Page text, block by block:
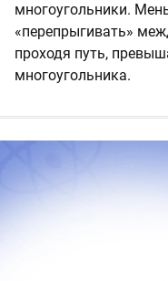
многоугольники.
«перепрыгивать»
проходя путь,
многоугольника.